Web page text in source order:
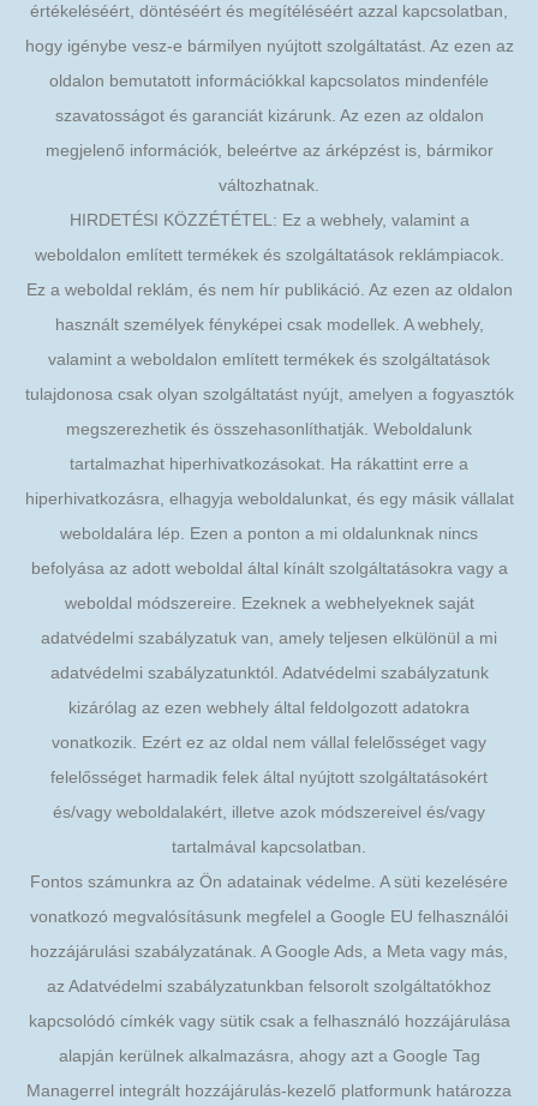
értékeléséért, döntéséért és megítéléséért azzal kapcsolatban,
hogy igénybe vesz-e bármilyen nyújtott szolgáltatást. Az ezen az
oldalon bemutatott információkkal kapcsolatos mindenféle
szavatosságot és garanciát kizárunk. Az ezen az oldalon
megjelenő információk, beleértve az árképzést is, bármikor
változhatnak.
HIRDETÉSI KÖZZÉTÉTEL: Ez a webhely, valamint a
weboldalon említett termékek és szolgáltatások reklámpiacok.
Ez a weboldal reklám, és nem hír publikáció. Az ezen az oldalon
használt személyek fényképei csak modellek. A webhely,
valamint a weboldalon említett termékek és szolgáltatások
tulajdonosa csak olyan szolgáltatást nyújt, amelyen a fogyasztók
megszerezhetik és összehasonlíthatják. Weboldalunk
tartalmazhat hiperhivatkozásokat. Ha rákattint erre a
hiperhivatkozásra, elhagyja weboldalunkat, és egy másik vállalat
weboldalára lép. Ezen a ponton a mi oldalunknak nincs
befolyása az adott weboldal által kínált szolgáltatásokra vagy a
weboldal módszereire. Ezeknek a webhelyeknek saját
adatvédelmi szabályzatuk van, amely teljesen elkülönül a mi
adatvédelmi szabályzatunktól. Adatvédelmi szabályzatunk
kizárólag az ezen webhely által feldolgozott adatokra
vonatkozik. Ezért ez az oldal nem vállal felelősséget vagy
felelősséget harmadik felek által nyújtott szolgáltatásokért
és/vagy weboldalakért, illetve azok módszereivel és/vagy
tartalmával kapcsolatban.
Fontos számunkra az Ön adatainak védelme. A süti kezelésére
vonatkozó megvalósításunk megfelel a Google EU felhasználói
hozzájárulási szabályzatának. A Google Ads, a Meta vagy más,
az Adatvédelmi szabályzatunkban felsorolt szolgáltatókhoz
kapcsolódó címkék vagy sütik csak a felhasználó hozzájárulása
alapján kerülnek alkalmazásra, ahogy azt a Google Tag
Managerrel integrált hozzájárulás-kezelő platformunk határozza